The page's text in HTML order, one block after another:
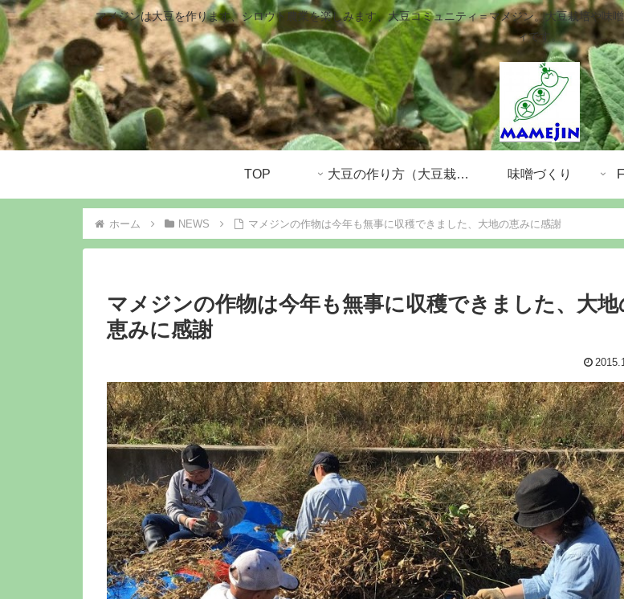
マメジンは大豆を作ります、シロウト農業を楽しみます、大豆コミュニティ＝マメジン。大豆栽培や味
ィです。
TOP 大豆の作り方（大豆栽培） 味噌づくり
ホーム NEWS マメジンの作物は今年も無事に収穫できました、大地の恵みに感謝
マメジンの作物は今年も無事に収穫できました、大地
恵みに感謝